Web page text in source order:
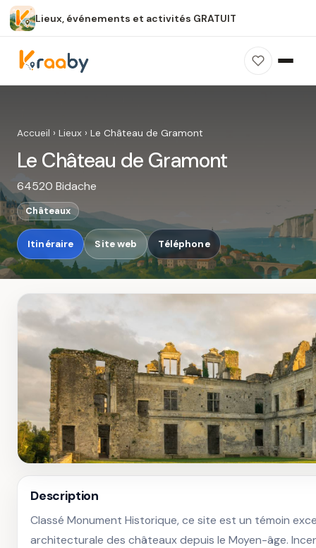
Lieux, événements et activités GRATUIT
spot dans Kraaby.
Accueil › Lieux › Le Château de Gramont
Le Château de Gramont
64520 Bidache
Châteaux
Itinéraire Site web Téléphone
Description
Classé Monument Historique, ce site est un témoin
architecturale des châteaux depuis le Moyen-âge.